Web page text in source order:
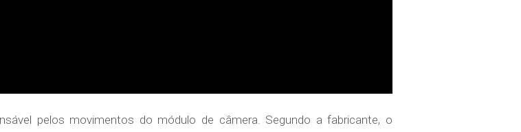
pelos movimentos do módulo de câmera. Segundo a fabricante, o